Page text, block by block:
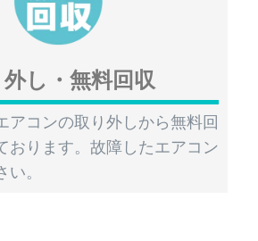
し・無料回収
アコンの取り外しから無料回
おります。故障したエアコン
。